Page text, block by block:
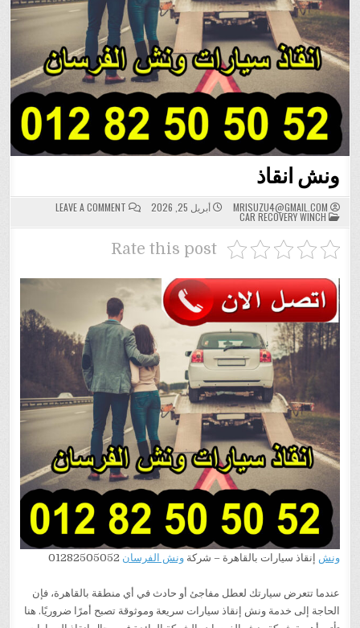
ونش انقاذ
MRISUZU4@GMAIL.COM أبريل 25, 2026 LEAVE A COMMENT
ON
ونش
انقاذ
POSTED
IN
CAR RECOVERY WINCH
Rate this post
ونش إنقاذ سيارات بالقاهرة – شركةونش الفرسان
عندما تتعرض سيارتك لعطل مفاجئ أو حادث في أي منطقة بالقاهرة، فإن
الحاجة إلى خدمة ونش إنقاذ سيارات سريعة وموثوقة تصبح أمرًا ضروريًا. هنا